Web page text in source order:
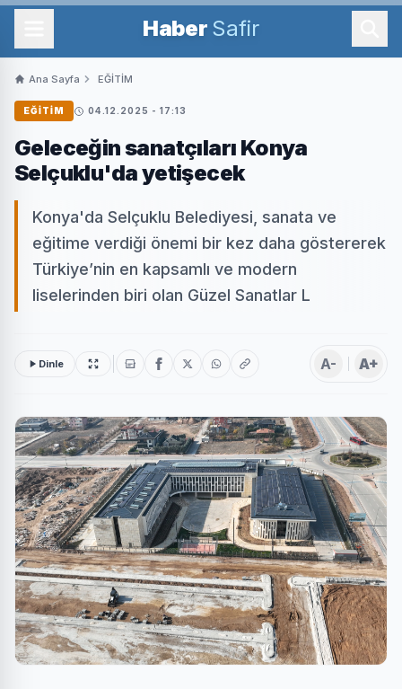
Haber Safir
Ana Sayfa EĞİTİM
EĞİTİM 04.12.2025 - 17:13
Geleceğin sanatçıları Konya
Selçuklu'da yetişecek
Konya'da Selçuklu Belediyesi, sanata ve
eğitime verdiği önemi bir kez daha göstererek
Türkiye’nin en kapsamlı ve modern
liselerinden biri olan Güzel Sanatlar L
Dinle A- A+